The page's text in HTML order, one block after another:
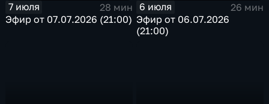
7 июля
28 мин
Эфир от 07.07.2026 (21:00)
6 июля
26 мин
Эфир от 06.07.2026
(21:00)